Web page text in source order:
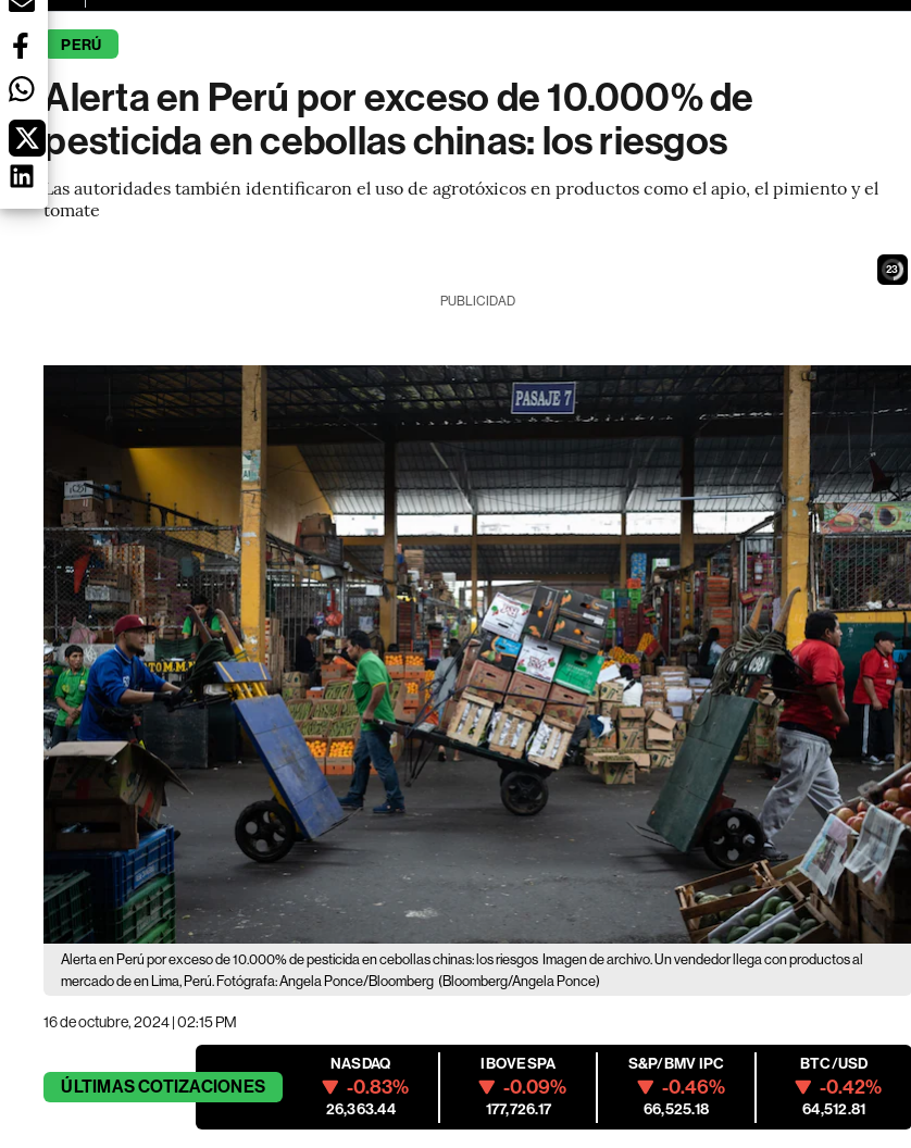
PERÚ
Alerta en Perú por exceso de 10.000% de
pesticida en cebollas chinas: los riesgos
Las autoridades también identificaron el uso de agrotóxicos en productos como el apio, el pimiento y el
tomate
21
PUBLICIDAD
Alerta en Perú por exceso de 10.000% de pesticida en cebollas chinas: los riesgos Imagen de archivo. Un vendedor llega con productos al
mercado de en Lima, Perú. Fotógrafa: Angela Ponce/Bloomberg (Bloomberg/Angela Ponce)
16 de octubre, 2024 | 02:15 PM
ÚLTIMASCOTIZACIONES
NASDAQ
-0.83%
26,363.44
IBOVESPA
-0.09%
177,726.17
S&P/BMV IPC
-0.46%
66,525.18
BTC/USD
-0.42%
64,512.81